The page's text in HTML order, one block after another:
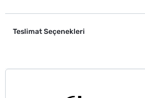
Teslimat Seçenekleri